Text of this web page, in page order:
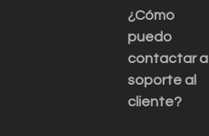
¿Cómo
puedo
contactar a
soporte al
cliente?